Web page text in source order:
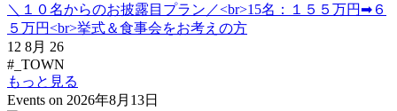
＼１０名からのお披露目プラン／<br>15名：１５５万円➡６
５万円<br>挙式＆食事会をお考えの方
12 8月 26
#_TOWN
もっと見る
Events on 2026年8月13日